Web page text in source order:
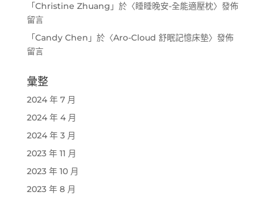
「Christine Zhuang 」於〈睡睡晚安-全能適壓枕〉發佈
留言
「Candy Chen 」於〈Aro-Cloud 舒眠記憶床墊〉發佈
留言
彙整
2024 年 7 月
2024 年 4 月
2024 年 3 月
2023 年 11 月
2023 年 10 月
2023 年 8 月